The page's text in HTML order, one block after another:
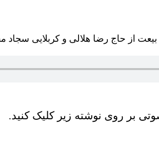
از حاج رضا هلالی و کربلایی سجاد
بر روی نوشته زیر کلیک کنید.